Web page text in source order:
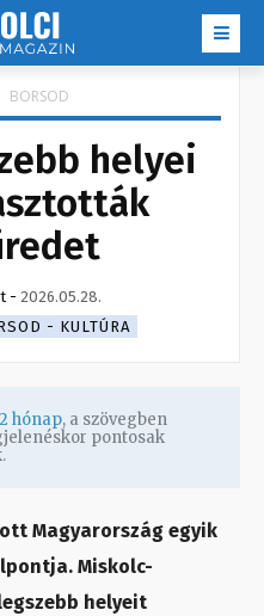
BORSOD
helyei
- 2026.05.28.
- KULTÚRA
2 hónap, a szövegben
pontosak
Magyarország egyik
Miskolc-
helyeit